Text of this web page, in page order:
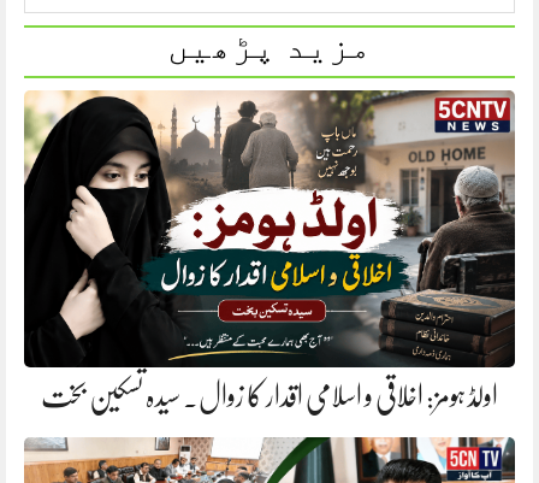
مزید پڑھیں
اولڈ ہومز: اخلاقی و اسلامی اقدار کا زوال. سیدہ تسکین بخت